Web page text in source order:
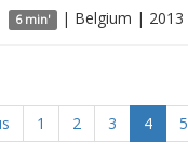
6 min' | Belgium | 2013
1 2 3 4 5